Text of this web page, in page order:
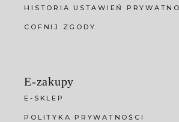
HISTORIA USTAWIEŃ
COFNIJ ZGODY
E-zakupy
E-SKLEP
POLITYKA PRYWATNOŚCI